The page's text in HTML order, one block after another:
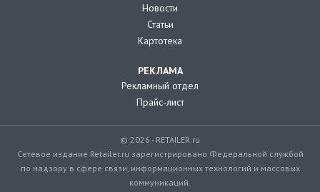
Новости
Статьи
Картотека
РЕКЛАМА
Рекламный отдел
Прайс-лист
© 2026 - RETAILER.ru
Сетевое издание Retailer.ru зарегистрировано Федеральной службой
по надзору в сфере связи, информационных технологий и массовых
коммуникаций.